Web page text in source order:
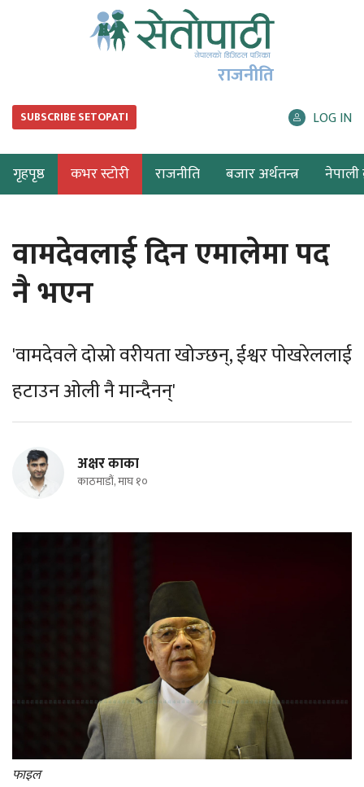
राजनीति
SUBSCRIBE SETOPATI LOG IN
गृहपृष्ठ कभर स्टोरी राजनीति बजार अर्थतन्त्र नेपाली
वामदेवलाई दिन एमालेमा पद
नै भएन
'वामदेवले दोस्रो वरीयता खोज्छन्, ईश्वर पोखरेललाई
हटाउन ओली नै मान्दैनन्'
अक्षर काका
काठमाडौं, माघ १०
फाइल